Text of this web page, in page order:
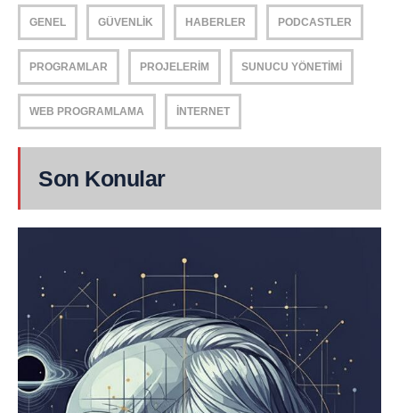
GENEL GÜVENLIK HABERLER PODCASTLER
PROGRAMLAR PROJELERIM SUNUCU YÖNETIMI
WEB PROGRAMLAMA İNTERNET
Son Konular